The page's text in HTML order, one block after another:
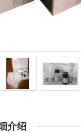
介绍